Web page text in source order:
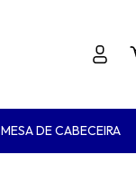
MESA DE CABECEIRA